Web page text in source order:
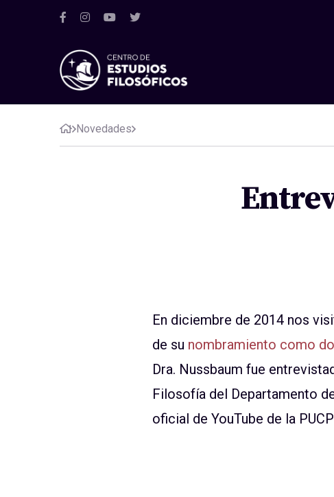
Novedades
En diciembre de 2014 nos
de su nombramiento como
Dra. Nussbaum fue
Filosofía del Departamento
oficial de YouTube de la